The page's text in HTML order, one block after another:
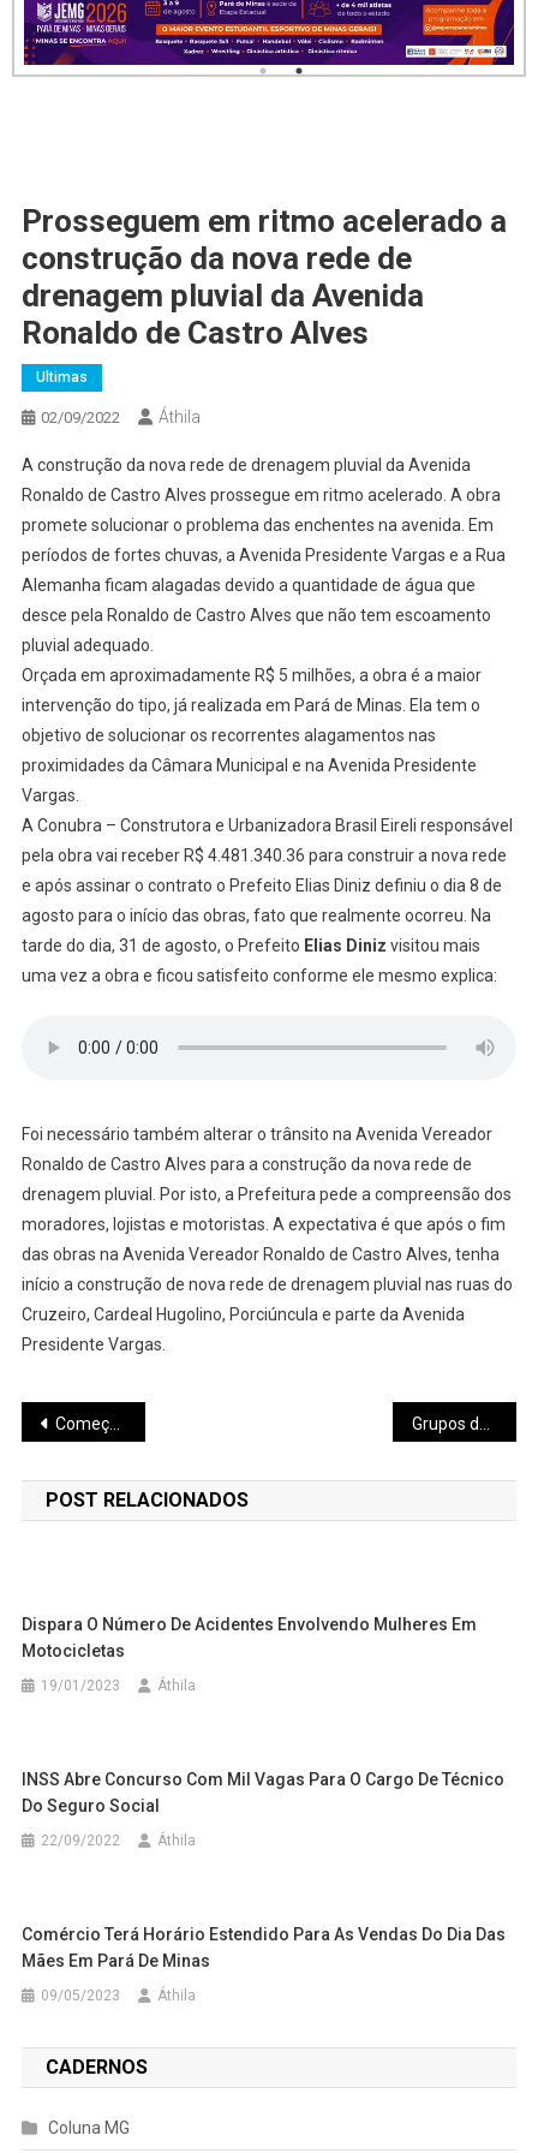
Prosseguem em ritmo acelerado a
construção da nova rede de
drenagem pluvial da Avenida
Ronaldo de Castro Alves
Ultimas
02/09/2022 Áthila
A construção da nova rede de drenagem pluvial da Avenida
Ronaldo de Castro Alves prossegue em ritmo acelerado. A obra
promete solucionar o problema das enchentes na avenida. Em
períodos de fortes chuvas, a Avenida Presidente Vargas e a Rua
Alemanha ficam alagadas devido a quantidade de água que
desce pela Ronaldo de Castro Alves que não tem escoamento
pluvial adequado.
Orçada em aproximadamente R$ 5 milhões, a obra é a maior
intervenção do tipo, já realizada em Pará de Minas. Ela tem o
objetivo de solucionar os recorrentes alagamentos nas
proximidades da Câmara Municipal e na Avenida Presidente
Vargas.
A Conubra – Construtora e Urbanizadora Brasil Eireli responsável
pela obra vai receber R$ 4.481.340.36 para construir a nova rede
e após assinar o contrato o Prefeito Elias Diniz definiu o dia 8 de
agosto para o início das obras, fato que realmente ocorreu. Na
tarde do dia, 31 de agosto, o Prefeito Elias Diniz visitou mais
uma vez a obra e ficou satisfeito conforme ele mesmo explica:
Foi necessário também alterar o trânsito na Avenida Vereador
Ronaldo de Castro Alves para a construção da nova rede de
drenagem pluvial. Por isto, a Prefeitura pede a compreensão dos
moradores, lojistas e motoristas. A expectativa é que após o fim
das obras na Avenida Vereador Ronaldo de Castro Alves, tenha
início a construção de nova rede de drenagem pluvial nas ruas do
Cruzeiro, Cardeal Hugolino, Porciúncula e parte da Avenida
Presidente Vargas.
Navegação
de
Post
Começa a troca da iluminação das principais avenidas de Pará de Minas por equipamentos com tecnologia LED
POST RELACIONADOS
Dispara O Número De Acidentes Envolvendo Mulheres Em
Motocicletas
19/01/2023 Áthila
INSS Abre Concurso Com Mil Vagas Para O Cargo De Técnico
Do Seguro Social
22/09/2022 Áthila
Comércio Terá Horário Estendido Para As Vendas Do Dia Das
Mães Em Pará De Minas
09/05/2023 Áthila
CADERNOS
Coluna MG